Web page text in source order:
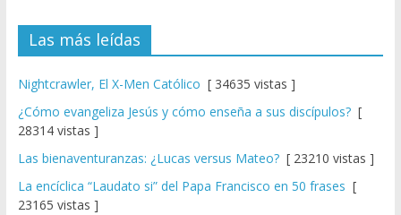
Las más leídas
Nightcrawler, El X-Men Católico [ 34635 vistas ]
¿Cómo evangeliza Jesús y cómo enseña a sus discípulos?[
28314 vistas ]
Las bienaventuranzas: ¿Lucas versus Mateo?[ 23210 vistas ]
La encíclica “Laudato si” del Papa Francisco en 50 frases [
23165 vistas ]